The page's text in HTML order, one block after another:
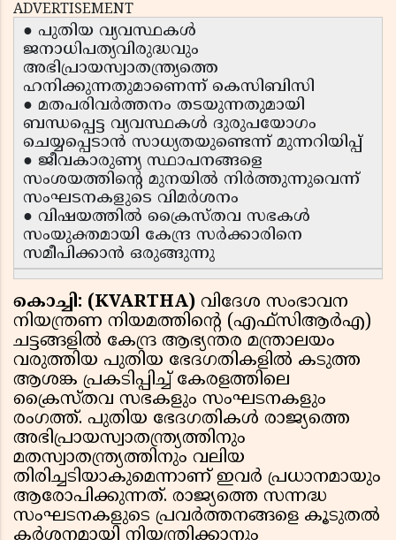
ADVERTISEMENT
● പുതിയ വ്യവസ്ഥകൾ
ജനാധിപത്യവിരുദ്ധവും
അഭിപ്രായസ്വാതന്ത്ര്യത്തെ
ഹനിക്കുന്നതുമാണെന്ന് കെസിബിസി
● മതപരിവർത്തനം തടയുന്നതുമായി
ബന്ധപ്പെട്ട വ്യവസ്ഥകൾ ദുരുപയോഗം
ചെയ്യപ്പെടാൻ സാധ്യതയുണ്ടെന്ന് മുന്നറിയിപ്പ്
● ജീവകാരുണ്യ സ്ഥാപനങ്ങളെ
സംശയത്തിന്റെ മുനയിൽ നിർത്തുന്നുവെന്ന്
സംഘടനകളുടെ വിമർശനം
● വിഷയത്തിൽ ക്രൈസ്തവ സഭകൾ
സംയുക്തമായി കേന്ദ്ര സർക്കാരിനെ
സമീപിക്കാൻ ഒരുങ്ങുന്നു
കൊച്ചി: (KVARTHA) വിദേശ സംഭാവന
നിയന്ത്രണ നിയമത്തിൻ്റെ (എഫ്സിആർഎ)
ചട്ടങ്ങളിൽ കേന്ദ്ര ആഭ്യന്തര മന്ത്രാലയം
വരുത്തിയ പുതിയ ഭേദഗതികളിൽ കടുത്ത
ആശങ്ക പ്രകടിപ്പിച്ച് കേരളത്തിലെ
ക്രൈസ്തവ സഭകളും സംഘടനകളും
രംഗത്ത്. പുതിയ ഭേദഗതികൾ രാജ്യത്തെ
അഭിപ്രായസ്വാതന്ത്ര്യത്തിനും
മതസ്വാതന്ത്ര്യത്തിനും വലിയ
തിരിച്ചടിയാകുമെന്നാണ് ഇവർ പ്രധാനമായും
ആരോപിക്കുന്നത്. രാജ്യത്തെ സന്നദ്ധ
സംഘടനകളുടെ പ്രവർത്തനങ്ങളെ കൂടുതൽ